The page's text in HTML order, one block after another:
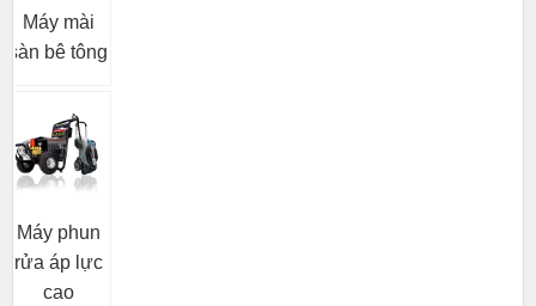
Máy mài
sàn bê tông
Máy phun
rửa áp lực
cao